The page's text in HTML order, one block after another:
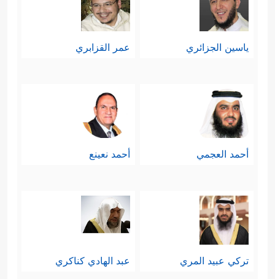
ياسين الجزائري عمر القزابري
أحمد العجمي أحمد نعينع
تركي عبيد المري عبد الهادي كناكري